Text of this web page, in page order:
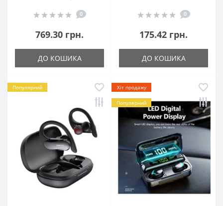
0
769.30 грн.
ДО КОШИКА
0
175.42 грн.
ДО КОШИКА
Популярний Хіт продажу
Популярний